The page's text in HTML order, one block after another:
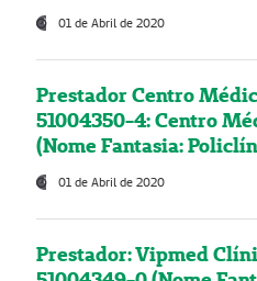
01 de Abril de 2020
Prestador Centro
51004350-4: Centro
(Nome Fantasia:
01 de Abril de 2020
Prestador: Vipmed